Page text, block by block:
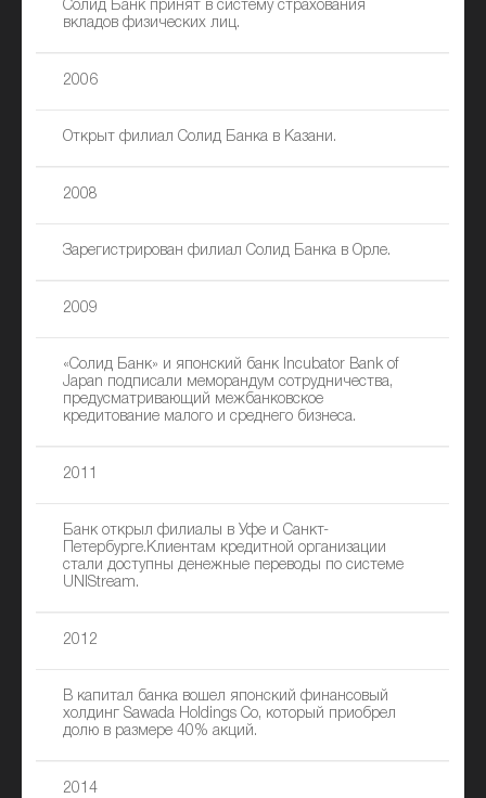
Солид Банк принят в систему страхования
вкладов физических лиц.
2006
Открыт филиал Солид Банка в Казани.
2008
Зарегистрирован филиал Солид Банка в Орле.
2009
«Солид Банк» и японский банк Incubator Bank of
Japan подписали меморандум сотрудничества,
предусматривающий межбанковское
кредитование малого и среднего бизнеса.
2011
Банк открыл филиалы в Уфе и Санкт-
Петербурге.Клиентам кредитной организации
стали доступны денежные переводы по системе
UNIStream.
2012
В капитал банка вошел японский финансовый
холдинг Sawada Holdings Co, который приобрел
долю в размере 40% акций.
2014